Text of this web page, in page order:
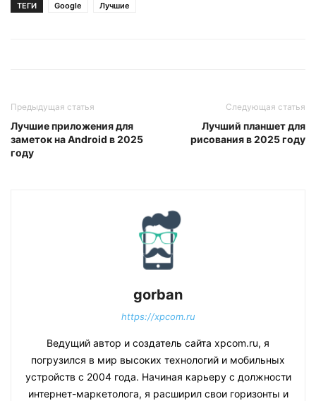
ТЕГИ Google Лучшие
Предыдущая статья
Лучшие приложения для
заметок на Android в 2025
году
Следующая статья
Лучший планшет для
рисования в 2025 году
gorban
https://xpcom.ru
Ведущий автор и создатель сайта xpcom.ru, я
погрузился в мир высоких технологий и мобильных
устройств с 2004 года. Начиная карьеру с должности
интернет-маркетолога, я расширил свои горизонты и